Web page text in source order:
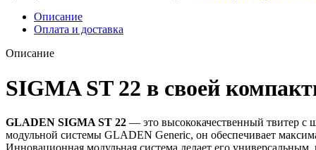
Описание
Оплата и доставка
Описание
SIGMA ST 22 в своей
GLADEN SIGMA ST 22 — это высококачественный твитер с
модульной системы GLADEN Generic, он обеспечивает